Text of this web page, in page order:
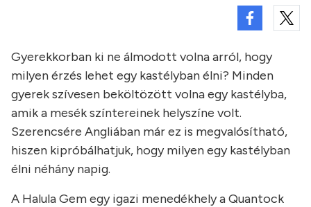
Gyerekkorban ki ne álmodott volna arról, hogy
milyen érzés lehet egy kastélyban élni? Minden
gyerek szívesen beköltözött volna egy kastélyba,
amik a mesék színtereinek helyszíne volt.
Szerencsére Angliában már ez is megvalósítható,
hiszen kipróbálhatjuk, hogy milyen egy kastélyban
élni néhány napig.
A Halula Gem egy igazi menedékhely a Quantock